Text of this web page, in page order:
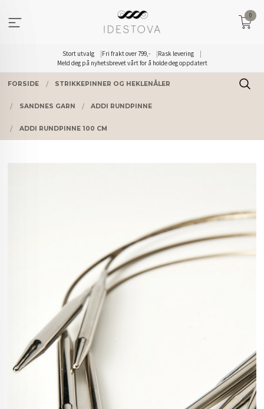
innholdet
Stort utvalg Fri frakt over 799,-
Rask levering
Meld deg på nyhetsbrevet vårt for å holde deg oppdatert
0
FORSIDE STRIKKEPINNER OG HEKLENÅLER
SANDNES GARN ADDI RUNDPINNE
ADDI RUNDPINNE 100 CM